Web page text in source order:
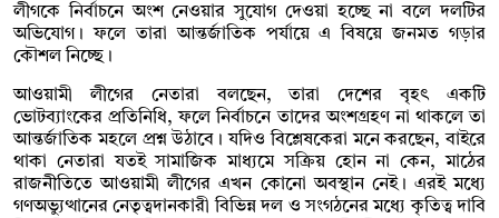
লীগকে নির্বাচনে অংশ নেওয়ার সুযোগ দেওয়া হচ্ছে না বলে দলটির
অভিযোগ। ফলে তারা আন্তর্জাতিক পর্যায়ে এ বিষয়ে জনমত গড়ার
কৌশল নিচ্ছে।
আওয়ামী লীগের নেতারা বলছেন, তারা দেশের বৃহৎ একটি
ভোটব্যাংকের প্রতিনিধি, ফলে নির্বাচনে তাদের অংশগ্রহণ না থাকলে তা
আন্তর্জাতিক মহলে প্রশ্ন উঠাবে। যদিও বিশ্লেষকেরা মনে করছেন, বাইরে
থাকা নেতারা যতই সামাজিক মাধ্যমে সক্রিয় হোন না কেন, মাঠের
রাজনীতিতে আওয়ামী লীগের এখন কোনো অবস্থান নেই। এরই মধ্যে
গণঅভ্যুত্থানের নেতৃত্বদানকারী বিভিন্ন দল ও সংগঠনের মধ্যে কৃতিত্ব দাবি